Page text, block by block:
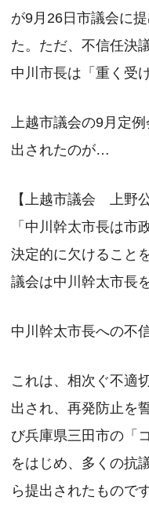
が9月26日市議会に
た。ただ、不信任決
中川市長は「重く受
上越市議会の9月定
出されたのが…
【上越市議会 上野
「中川幹太市長は市
決定的に欠けること
議会は中川幹太市長
中川幹太市長への不
これは、相次ぐ不適
出され、再発防止を
び兵庫県三田市の「
をはじめ、多くの抗
ら提出されたものです